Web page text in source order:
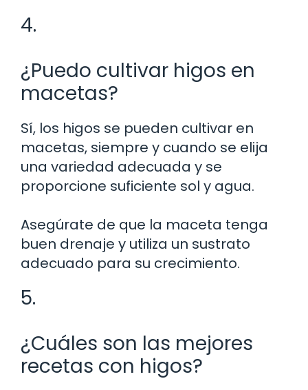
4.
¿Puedo cultivar higos en
macetas?
Sí, los higos se pueden cultivar en
macetas, siempre y cuando se elija
una variedad adecuada y se
proporcione suficiente sol y agua.
Asegúrate de que la maceta tenga
buen drenaje y utiliza un sustrato
adecuado para su crecimiento.
5.
¿Cuáles son las mejores
recetas con higos?